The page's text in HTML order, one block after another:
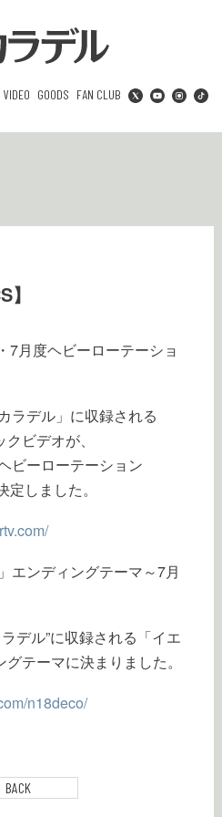
VIDEO GOODS FAN CLUB
7月度ヘビーローテーショ
ラデル」に収録される
ビデオが、
ビーローテーション
定しました。
エンディングテーマ～7月
デル”に収録される「イエ
テーマに決まりました。
n18deco/
BACK